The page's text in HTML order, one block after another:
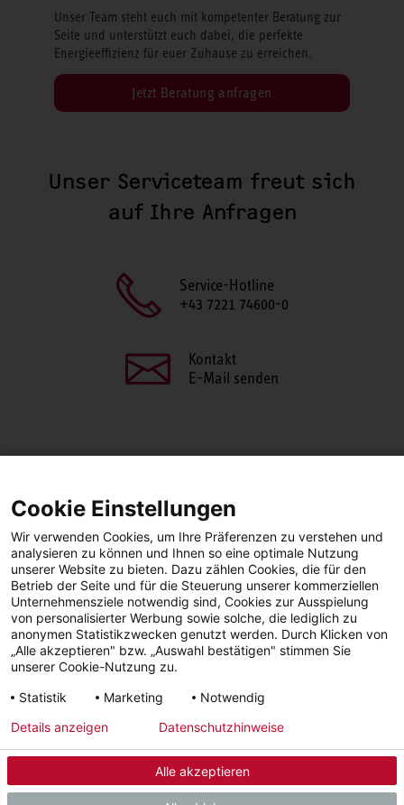
Unser Team steht euch mit kompetenter Beratung zur
Seite und unterstützt euch dabei, die perfekte
Energieeffizienz für euer Zuhause zu erreichen.
Jetzt Beratung anfragen
Unser Serviceteam freut sich
auf Ihre Anfragen
Service-Hotline
+43 7221 74600-0
Kontakt
E-Mail senden
FacebookLinkedIn
Widerruf
Facebook YouTube LinkedIn
Instagram
© 2026 - STIEBEL ELTRON GmbH & Co. KG (DE)
Cookie Einstellungen
Wir verwenden Cookies, um Ihre Präferenzen zu verstehen und
analysieren zu können und Ihnen so eine optimale Nutzung
unserer Website zu bieten. Dazu zählen Cookies, die für den
Betrieb der Seite und für die Steuerung unserer kommerziellen
Unternehmensziele notwendig sind, Cookies zur Ausspielung
von personalisierter Werbung sowie solche, die lediglich zu
anonymen Statistikzwecken genutzt werden. Durch Klicken von
„Alle akzeptieren" bzw. „Auswahl bestätigen" stimmen Sie
unserer Cookie-Nutzung zu.
Statistik
Marketing Notwendig
Alle akzeptieren
Details anzeigen Datenschutzhinweise